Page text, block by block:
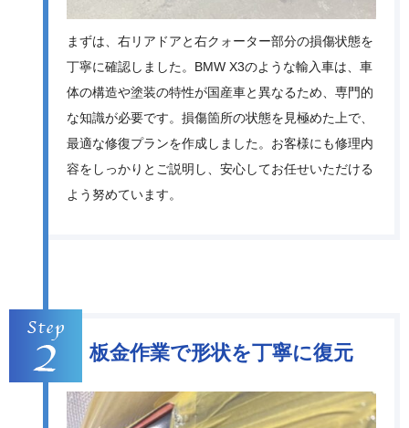
まずは、右リアドアと右クォーター部分の損傷状態を
丁寧に確認しました。BMW X3のような輸入車は、車
体の構造や塗装の特性が国産車と異なるため、専門的
な知識が必要です。損傷箇所の状態を見極めた上で、
最適な修復プランを作成しました。お客様にも修理内
容をしっかりとご説明し、安心してお任せいただける
よう努めています。
板金作業で形状を丁寧に復元